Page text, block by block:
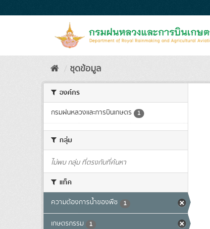
to
ชุดข้อมูล
องค์กร
กรมฝนหลวงและการบินเกษตร 1
กลุ่ม
ไม่พบ กลุ่ม ที่ตรงกับที่ค้นหา
แท็ค
ความต้องการน้ำของพืช 1
เกษตรกรรม 1